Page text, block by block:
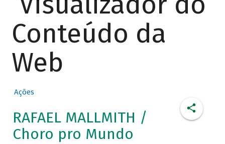
Conteúdo da
Web
Ações
RAFAEL MALLMITH /
Choro pro Mundo